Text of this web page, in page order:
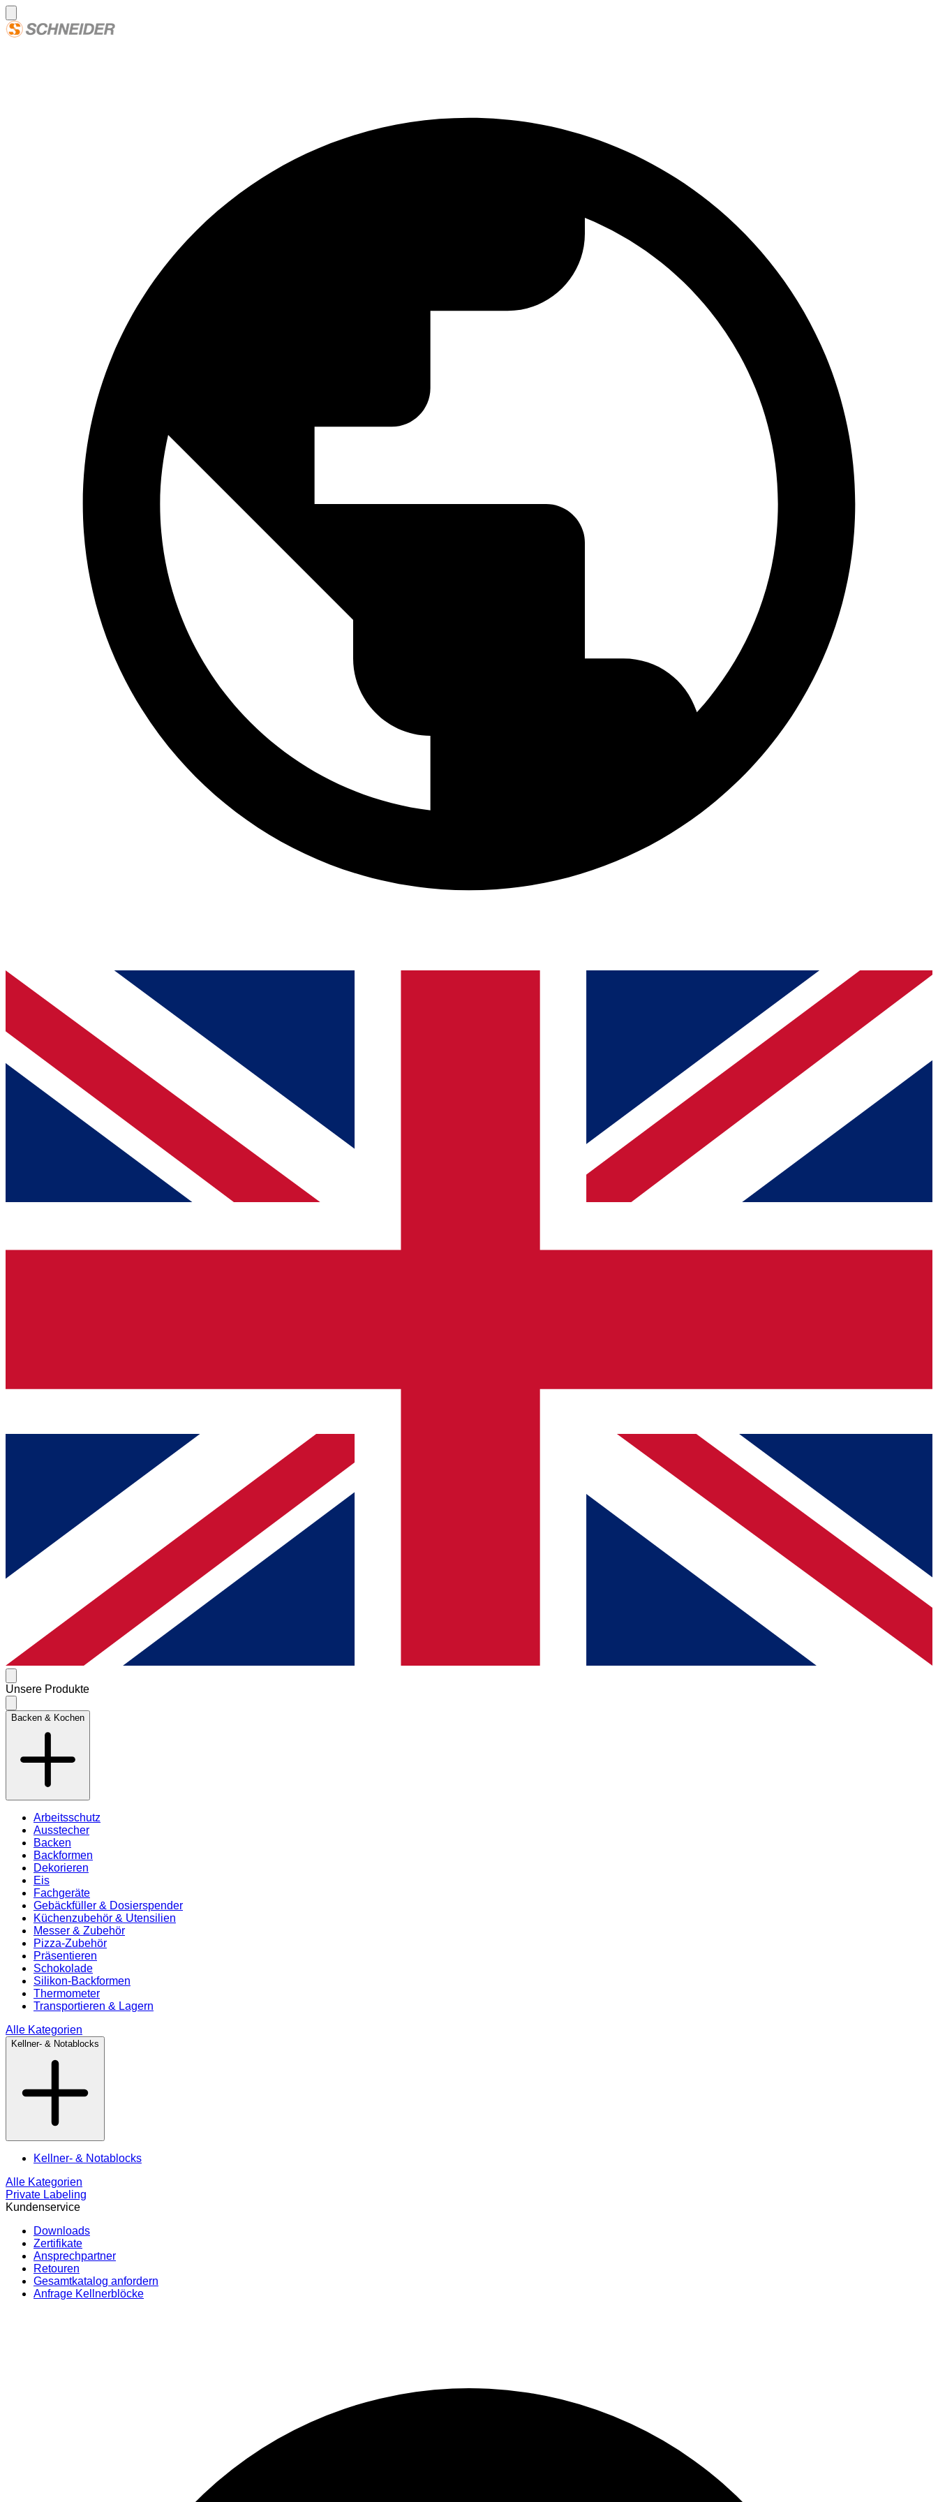
Unsere Produkte
Backen & Kochen
Arbeitsschutz
Ausstecher
Backen
Backformen
Dekorieren
Eis
Fachgeräte
Gebäckfüller & Dosierspender
Küchenzubehör & Utensilien
Messer & Zubehör
Pizza-Zubehör
Präsentieren
Schokolade
Silikon-Backformen
Thermometer
Transportieren & Lagern
Alle Kategorien
Kellner- & Notablocks
Kellner- & Notablocks
Alle Kategorien
Private Labeling
Kundenservice
Downloads
Zertifikate
Ansprechpartner
Retouren
Gesamtkatalog anfordern
Anfrage Kellnerblöcke